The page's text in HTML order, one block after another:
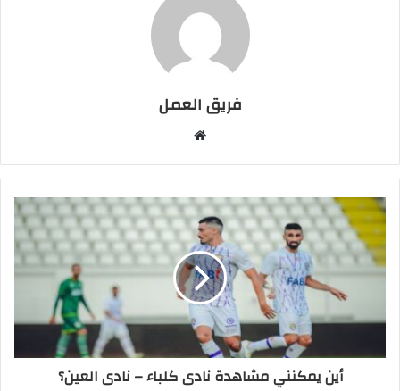
فريق العمل
أين يمكنني مشاهدة ‎نادى كلباء – نادى العين؟